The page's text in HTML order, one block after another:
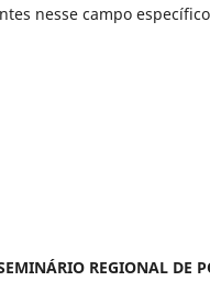
nesse campo
REGIONAL DE